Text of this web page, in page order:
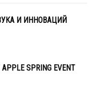
И ИННОВАЦИЙ
SPRING EVENT